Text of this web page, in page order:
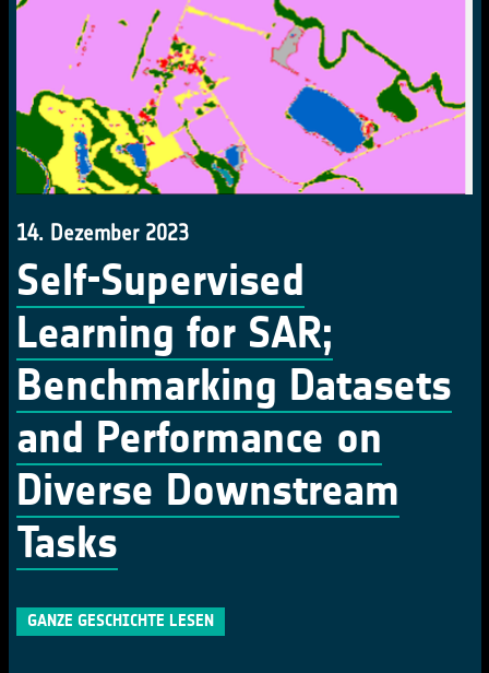
14. Dezember 2023
Self-Supervised
Learning for SAR;
Benchmarking Datasets
and Performance on
Diverse Downstream
Tasks
GANZE GESCHICHTE LESEN